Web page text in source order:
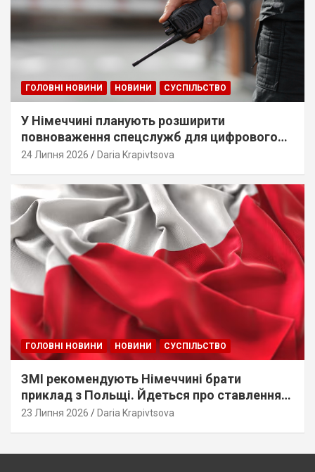
ГОЛОВНІ НОВИНИ НОВИНИ СУСПІЛЬСТВО
У Німеччині планують розширити
повноваження спецслужб для цифрового
стеження
24 Липня 2026 Daria Krapivtsova
ГОЛОВНІ НОВИНИ НОВИНИ СУСПІЛЬСТВО
ЗМІ рекомендують Німеччині брати
приклад з Польщі. Йдеться про ставлення
до українців
23 Липня 2026 Daria Krapivtsova